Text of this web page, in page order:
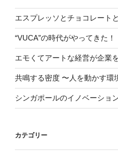
エスプレッソとチョコレート
“VUCA”の時代がやってきた！
エモくてアートな経営が企業
共鳴する密度 〜人を動かす環
シンガポールのイノベーショ
カテゴリー